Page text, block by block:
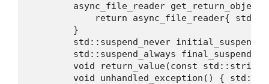
async_file_reader
return async_file_reader{
        }
std::suspend_never
std::suspend_always final_suspend()
void return_value(const
void unhandled_exception() {